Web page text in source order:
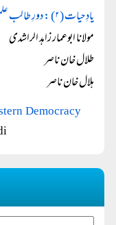
یادِ حیات (۲) : دورِ طالب علمی / تحریر و تصنیف کی ابتدا
مولانا ابوعمار زاہد الراشدی
طلال خان ناصر
ہلال خان ناصر
Democracy